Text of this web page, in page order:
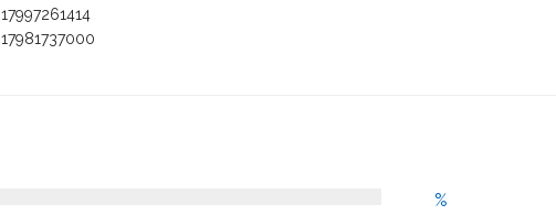
17997261414
17981737000
%